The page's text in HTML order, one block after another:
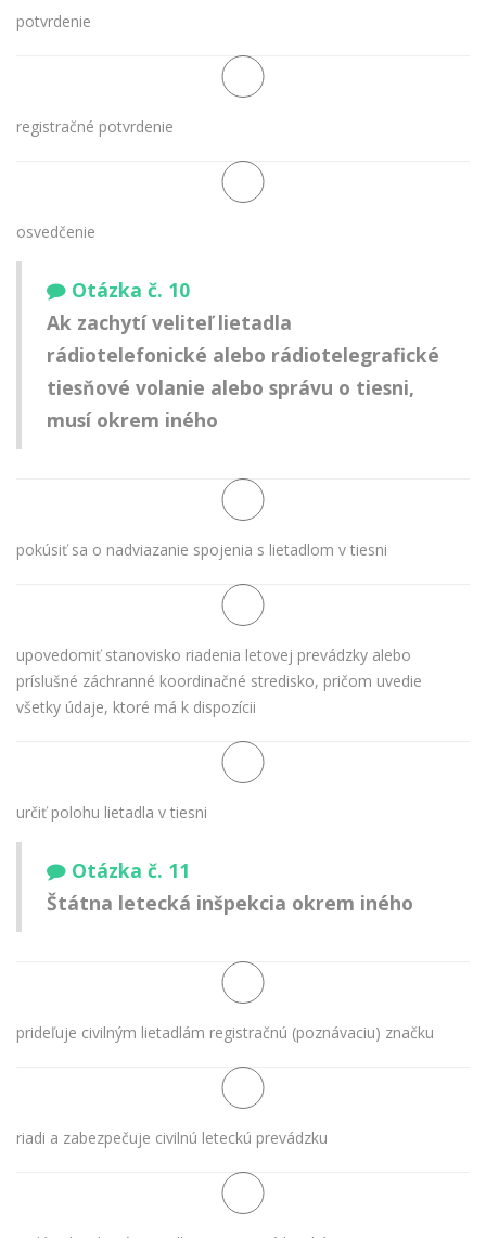
potvrdenie
registračné potvrdenie
osvedčenie
Otázka č. 10
Ak zachytí veliteľ lietadla
rádiotelefonické alebo rádiotelegrafické
tiesňové volanie alebo správu o tiesni,
musí okrem iného
pokúsiť sa o nadviazanie spojenia s lietadlom v tiesni
upovedomiť stanovisko riadenia letovej prevádzky alebo
príslušné záchranné koordinačné stredisko, pričom uvedie
všetky údaje, ktoré má k dispozícii
určiť polohu lietadla v tiesni
Otázka č. 11
Štátna letecká inšpekcia okrem iného
prideľuje civilným lietadlám registračnú (poznávaciu) značku
riadi a zabezpečuje civilnú leteckú prevádzku